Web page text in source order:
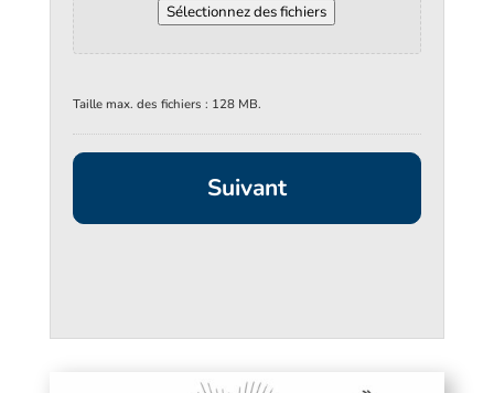
Sélectionnez des fichiers
Taille max. des fichiers : 128 MB.